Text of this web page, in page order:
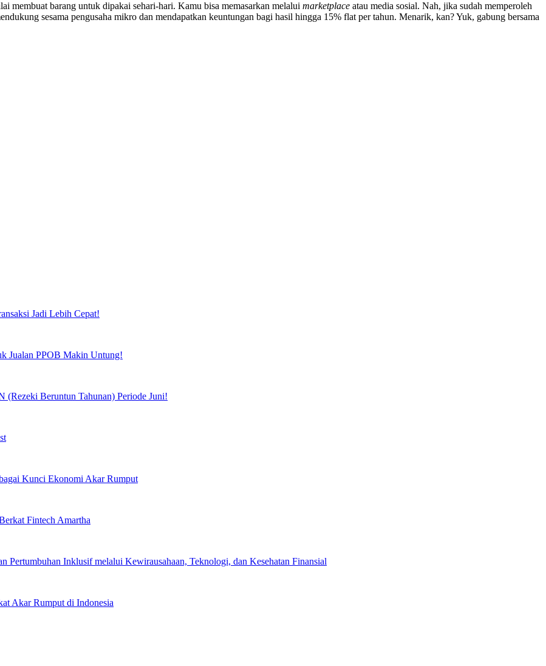
membuat barang untuk dipakai sehari-hari. Kamu bisa memasarkan melalui marketplace atau media sosial. Nah, jika sudah memperoleh
sesama pengusaha mikro dan mendapatkan keuntungan bagi hasil hingga 15% flat per tahun. Menarik, kan? Yuk, gabung bersama
Jadi Lebih Cepat!
Jualan PPOB Makin Untung!
(Rezeki Beruntun Tahunan) Periode Juni!
Kunci Ekonomi Akar Rumput
Fintech Amartha
Pertumbuhan Inklusif melalui Kewirausahaan, Teknologi, dan Kesehatan Finansial
Akar Rumput di Indonesia